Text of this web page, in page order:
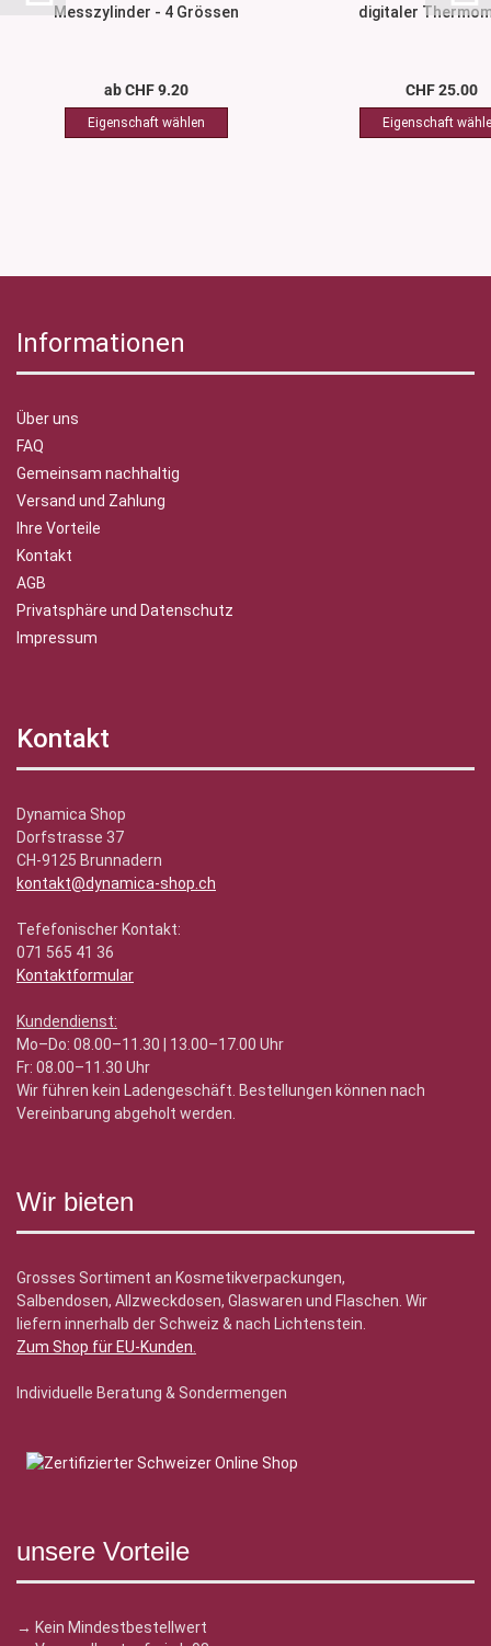
Messzylinder - 4 Grössen
ab CHF 9.20
digitaler
CHF 25.00
Informationen
Über uns
FAQ
Gemeinsam nachhaltig
Versand und Zahlung
Ihre Vorteile
Kontakt
AGB
Privatsphäre und Datenschutz
Impressum
Kontakt
Dynamica Shop
Dorfstrasse 37
CH-9125 Brunnadern
kontakt@dynamica-shop.ch
Tefefonischer Kontakt:
071 565 41 36
Kontaktformular
Kundendienst:
Mo–Do: 08.00–11.30 | 13.00–17.00 Uhr
Fr: 08.00–11.30 Uhr
Wir führen kein Ladengeschäft. Bestellungen können nach
Vereinbarung abgeholt werden.
Wir bieten
Grosses Sortiment an Kosmetikverpackungen,
Salbendosen, Allzweckdosen, Glaswaren und Flaschen. Wir
liefern innerhalb der Schweiz & nach Lichtenstein.
Zum Shop für EU-Kunden.
Individuelle Beratung & Sondermengen
unsere Vorteile
→ Kein Mindestbestellwert